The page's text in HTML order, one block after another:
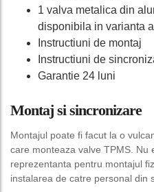
1 valva metalica din
disponibila in varianta
Instructiuni de montaj
Instructiuni de
Garantie 24 luni
Montaj si sincronizare
Montajul poate fi facut la o
care monteaza valve TPMS. Nu
reprezentanta pentru montajul
instalarea de catre personal din